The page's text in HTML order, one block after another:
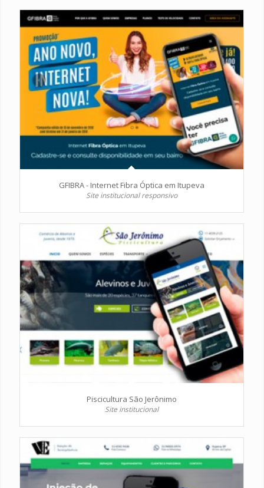
GFIBRA - Internet Fibra Óptica em Itupeva
Site institucional responsivo
Piscicultura São Jerônimo
Site institucional